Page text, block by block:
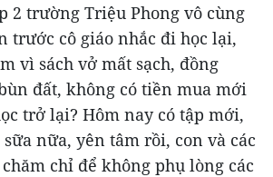
2 trường Triệu Phong vô cùng
trước cô giáo nhắc đi học lại,
vì sách vở mất sạch, đồng
đất, không có tiền mua mới
trở lại? Hôm nay có tập mới,
sữa nữa, yên tâm rồi, con và các
chỉ để không phụ lòng các